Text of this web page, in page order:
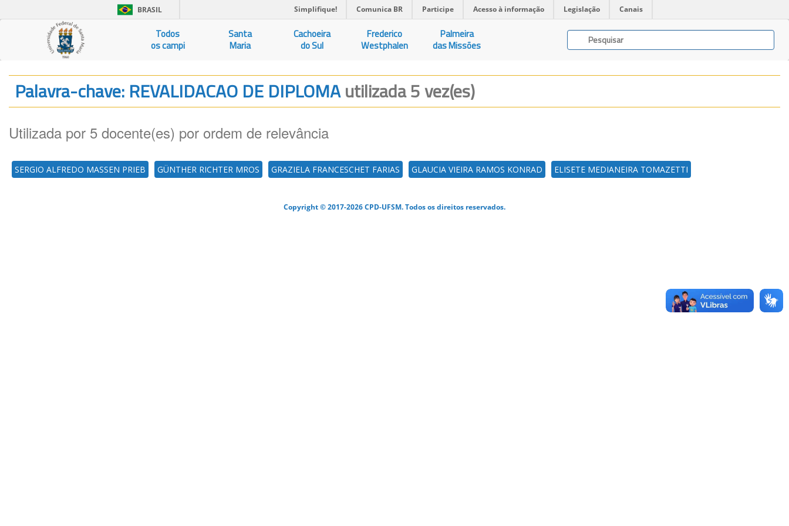
BRASIL Simplifique! Comunica BR Participe Acesso à informação Legislação Canais
Todos
os campi
Santa
Maria
Cachoeira
do Sul
Frederico
Westphalen
Palmeira
das Missões
Palavra-chave: REVALIDACAO DE DIPLOMAutilizada 5 vez(es)
Utilizada por 5 docente(es) por ordem de relevância
SERGIO ALFREDO MASSEN PRIEB GÜNTHER RICHTER MROS GRAZIELA FRANCESCHET FARIAS GLAUCIA VIEIRA RAMOS KONRAD ELISETE MEDIANEIRA TOMAZETTI
Copyright © 2017-2026 CPD-UFSM. Todos os direitos reservados.